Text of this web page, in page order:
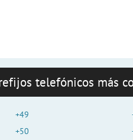
telefónicos más
+49
+50